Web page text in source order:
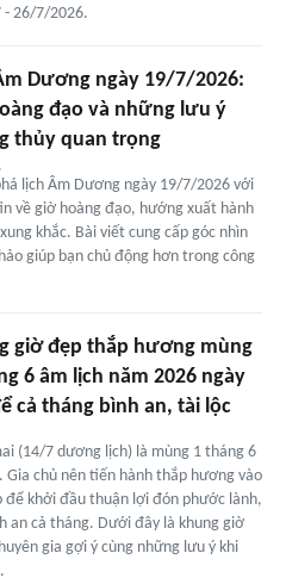
26/7/2026.
Dương ngày 19/7/2026:
đạo và những lưu ý
thủy quan trọng
lịch Âm Dương ngày 19/7/2026 với
về giờ hoàng đạo, hướng xuất hành
khắc. Bài viết cung cấp góc nhìn
giúp bạn chủ động hơn trong công
giờ đẹp thắp hương mùng
6 âm lịch năm 2026 ngày
cả tháng bình an, tài lộc
(14/7 dương lịch) là mùng 1 tháng 6
Gia chủ nên tiến hành thắp hương vào
để khởi đầu thuận lợi đón phước lành,
an cả tháng. Dưới đây là khung giờ
gia gợi ý cùng những lưu ý khi